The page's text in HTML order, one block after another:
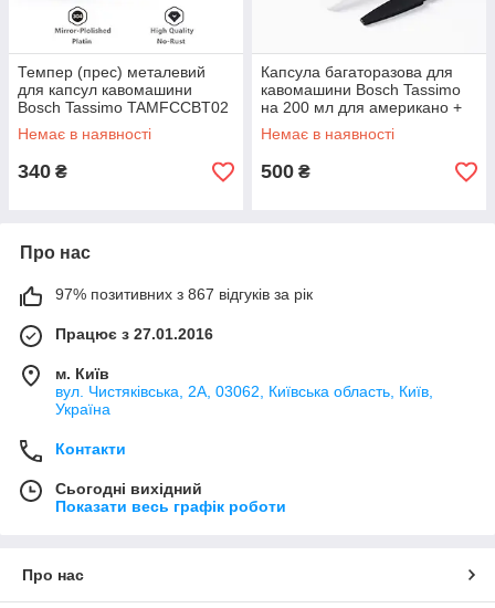
Темпер (прес) металевий
для капсул кавомашини
Bosch Tassimo TAMFCCBT02
Немає в наявності
340 ₴
Капсула багаторазова для
кавомашини Bosch Tassimo
на 200 мл для американо +
щітка і ложка CCYLBT20001
Немає в наявності
500 ₴
Про нас
97% позитивних з 867 відгуків за рік
Працює з 27.01.2016
м. Київ
вул. Чистяківська, 2А, 03062, Київська область, Київ,
Україна
Контакти
Сьогодні вихідний
Показати весь графік роботи
Про нас